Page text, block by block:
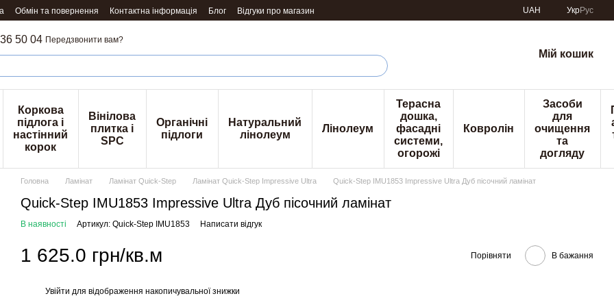
Обмін та повернення Контактна інформація Блог Відгуки про магазин UAH УкрРус
50 04 Передзвонити вам?
Мій кошик
Коркова
підлога і
настінний
корок
Вінілова
плитка і
SPC
Органічні
підлоги
Натуральний
лінолеум
Лінолеум
Терасна
дошка,
фасадні
системи,
огорожі
Ковролін
Засоби
для
очищення
та
догляду
Головна Ламінат Ламінат Quick-Step Ламінат Quick-Step Impressive Ultra Quick-Step IMU1853 Impressive Ultra Дуб пісочний ламінат
Quick-Step IMU1853 Impressive Ultra Дуб пісочний ламінат
В наявності Артикул: Quick-Step IMU1853 Написати відгук
1 625.0 грн/кв.м Порівняти В бажання
Увійти для відображення накопичувальної знижки